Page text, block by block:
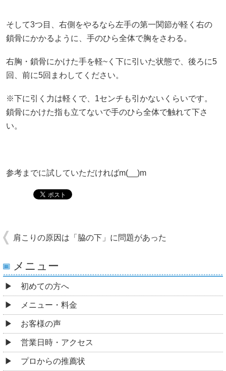
そして3つ目、右側をやるなら左手の第一関節が軽く右の
鎖骨にかかるように、手のひら全体で胸をさわる。
右胸・鎖骨にかけた手を軽~く下に引いた状態で、後ろに5
回、前に5回まわしてください。
※下に引く力は軽くで、1センチも引かないくらいです。
鎖骨にかけた指も立てないで手のひら全体で触れて下さ
い。
参考までに試していただければm(__)m
肩こりの原因は「脇の下」に問題があった
メニュー
初めての方へ
メニュー・料金
お客様の声
営業日時・アクセス
プロからの推薦状